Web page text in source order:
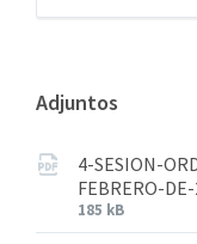
Adjuntos
4-SESION-
FEBRERO-
185 kB